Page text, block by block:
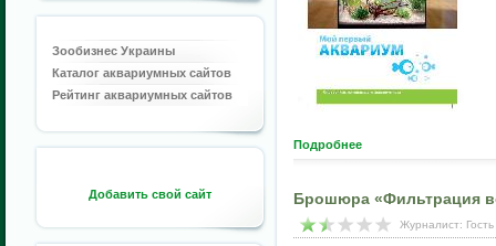
Зообизнес Украины
Каталог аквариумных сайтов
Рейтинг аквариумных сайтов
Добавить свой сайт
Подробнее
Брошюра «Фильтрация
Журналист: